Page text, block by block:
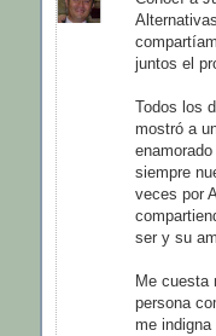
juntos el
Todos los
mostró a
siempre
veces por
ser y su
Me cuesta
persona
me indigna